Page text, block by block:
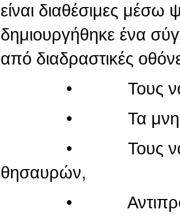
είναι διαθέσιμες
δημιουργήθηκε ένα
από διαδραστικές
• Τους ναούς
• Τα μνημεία
• Τους ναούς
θησαυρών,
•